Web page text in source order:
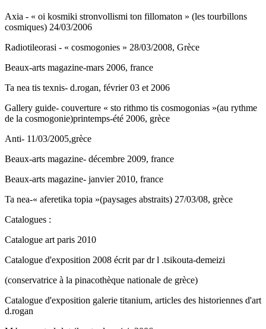
Axia - « oi kosmiki stronvollismi ton fillomaton » (les tourbillons
cosmiques) 24/03/2006
Radiotileorasi - « cosmogonies » 28/03/2008, Grèce
Beaux-arts magazine-mars 2006, france
Ta nea tis texnis- d.rogan, février 03 et 2006
Gallery guide- couverture « sto rithmo tis cosmogonias »(au rythme
de la cosmogonie)printemps-été 2006, grèce
Anti- 11/03/2005,grèce
Beaux-arts magazine- décembre 2009, france
Beaux-arts magazine- janvier 2010, france
Ta nea-« aferetika topia »(paysages abstraits) 27/03/08, grèce
Catalogues :
Catalogue art paris 2010
Catalogue d'exposition 2008 écrit par dr l .tsikouta-demeizi
(conservatrice à la pinacothèque nationale de grèce)
Catalogue d'exposition galerie titanium, articles des historiennes d'art
d.rogan